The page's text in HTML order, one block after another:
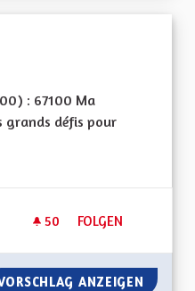
: 67100 Ma
grands défis pour
50 50 FOLLOWER
FOLGEN
VIOLENCES
ANZEIGEN